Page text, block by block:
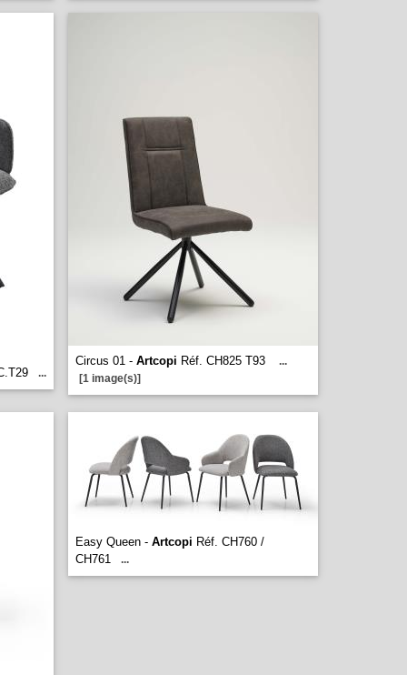
...
Circus 01 - Artcopi Réf. CH825 T93
...
[1 image(s)]
Easy Queen - Artcopi Réf. CH760 /
CH761
...